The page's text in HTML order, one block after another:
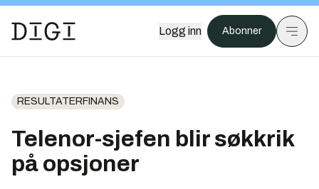
Logg inn Abonner
RESULTATERFINANS
Telenor-sjefen blir søkkrik
på opsjoner